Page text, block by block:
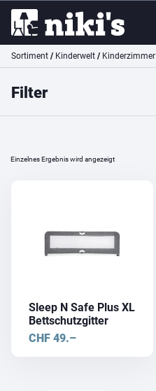
Sortiment / Kinderwelt / Kinderzimmer
Filter
Filter
Einzelnes Ergebnis wird angezeigt
Sleep N Safe Plus XL
Bettschutzgitter
CHF 49.–